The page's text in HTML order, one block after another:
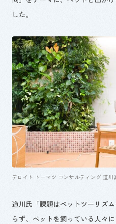
した。
デロイト トーマツ コンサルティング 道川
道川氏「課題はペットツーリズ
らず、ペットを飼っている人々